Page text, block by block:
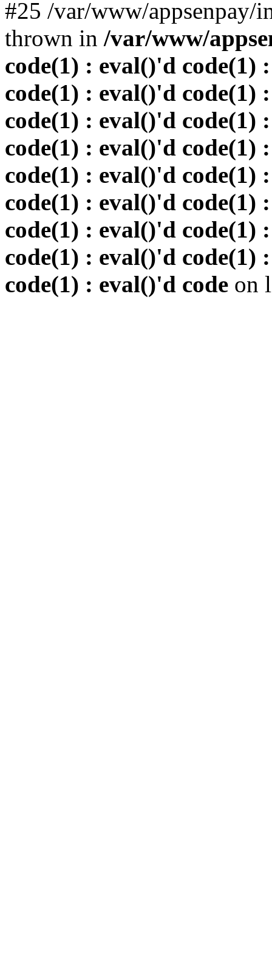
#25 /var/www/
thrown in /var/www/
code(1) : eval()'d code(1)
code(1) : eval()'d code(1)
code(1) : eval()'d code(1)
code(1) : eval()'d code(1)
code(1) : eval()'d code(1)
code(1) : eval()'d code(1)
code(1) : eval()'d code(1)
code(1) : eval()'d code(1)
code(1) : eval()'d code on